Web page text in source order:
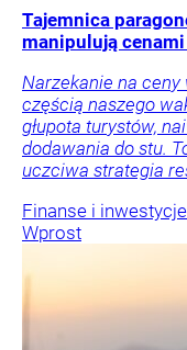
Tajemnica
manipulują
Narzekanie na
częścią naszego
głupota turystów,
dodawania do stu.
uczciwa strategia
Finanse i inwestycje
Wprost